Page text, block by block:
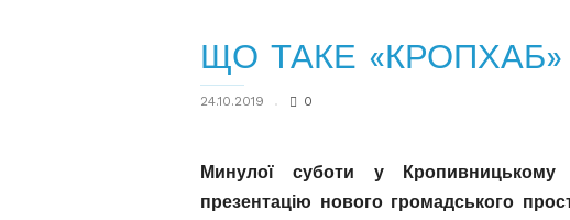
ЩО ТАКЕ «КРОПХАБ»
24.10.2019 0
Минулої суботи у
презентацію нового громадського